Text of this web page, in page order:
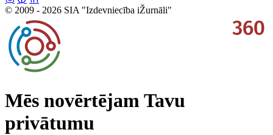
© 2009 - 2026 SIA "Izdevniecība iŽurnāli"
Mēs novērtējam Tavu
privātumu